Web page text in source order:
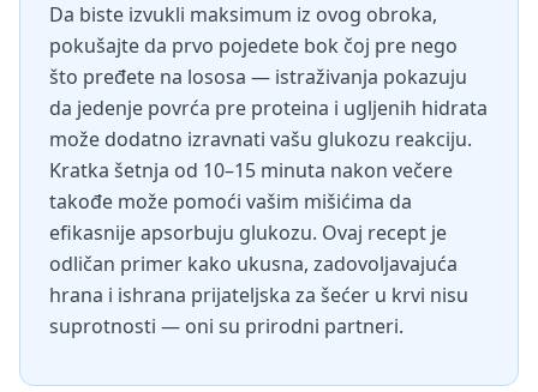
Da biste izvukli maksimum iz ovog obroka,
pokušajte da prvo pojedete bok čoj pre nego
što pređete na lososa — istraživanja pokazuju
da jedenje povrća pre proteina i ugljenih hidrata
može dodatno izravnati vašu glukozu reakciju.
Kratka šetnja od 10–15 minuta nakon večere
takođe može pomoći vašim mišićima da
efikasnije apsorbuju glukozu. Ovaj recept je
odličan primer kako ukusna, zadovoljavajuća
hrana i ishrana prijateljska za šećer u krvi nisu
suprotnosti — oni su prirodni partneri.